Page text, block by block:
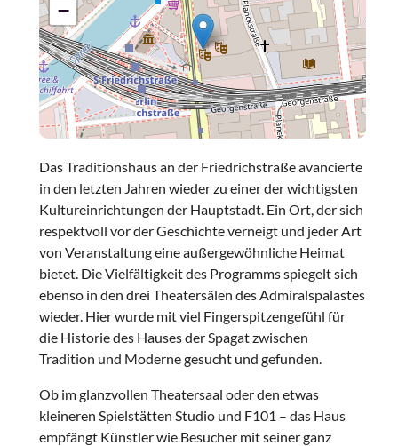
−
Das Traditionshaus an der Friedrichstraße avancierte
in den letzten Jahren wieder zu einer der wichtigsten
Kultureinrichtungen der Hauptstadt. Ein Ort, der sich
respektvoll vor der Geschichte verneigt und jeder Art
von Veranstaltung eine außergewöhnliche Heimat
bietet. Die Vielfältigkeit des Programms spiegelt sich
ebenso in den drei Theatersälen des Admiralspalastes
wieder. Hier wurde mit viel Fingerspitzengefühl für
die Historie des Hauses der Spagat zwischen
Tradition und Moderne gesucht und gefunden.
Ob im glanzvollen Theatersaal oder den etwas
kleineren Spielstätten Studio und F101 – das Haus
empfängt Künstler wie Besucher mit seiner ganz